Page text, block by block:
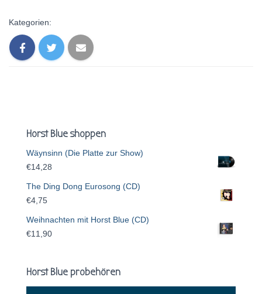
Kategorien:
Horst Blue shoppen
Wäynsinn (Die Platte zur Show)
€14,28
The Ding Dong Eurosong (CD)
€4,75
Weihnachten mit Horst Blue (CD)
€11,90
Horst Blue probehören